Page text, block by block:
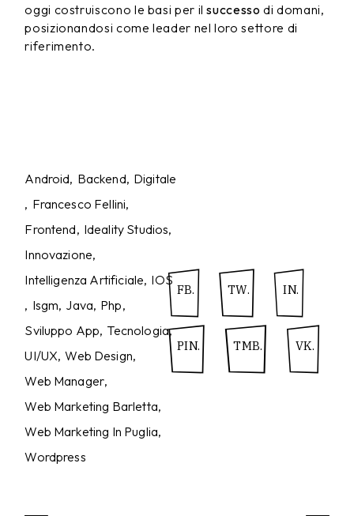
oggi costruiscono le basi per ilsuccesso di domani,
posizionandosi come leader nel loro settore di
riferimento.
Android Backend Digitale
Francesco Fellini
Frontend Ideality Studios
Innovazione
Intelligenza Artificiale IOS
Isgm Java Php
Sviluppo App Tecnologia
UI/UX Web Design
Web Manager
Web Marketing Barletta
Web Marketing In Puglia
Wordpress
FB. TW. IN.
PIN. TMB. VK.